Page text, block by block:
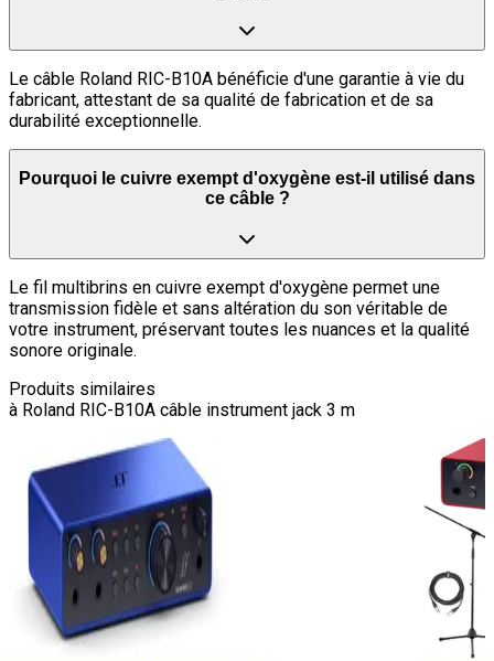
Le câble Roland RIC-B10A bénéficie d'une garantie à vie du
fabricant, attestant de sa qualité de fabrication et de sa
durabilité exceptionnelle.
Pourquoi le cuivre exempt d'oxygène est-il utilisé dans
ce câble ?
Le fil multibrins en cuivre exempt d'oxygène permet une
transmission fidèle et sans altération du son véritable de
votre instrument, préservant toutes les nuances et la qualité
sonore originale.
Produits similaires
à Roland RIC-B10A câble instrument jack 3 m